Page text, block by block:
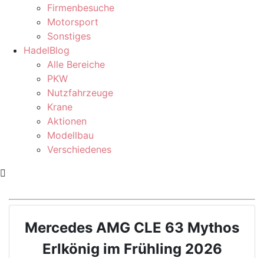
Firmenbesuche
Motorsport
Sonstiges
HadelBlog
Alle Bereiche
PKW
Nutzfahrzeuge
Krane
Aktionen
Modellbau
Verschiedenes
Mercedes AMG CLE 63 Mythos
Erlkönig im Frühling 2026